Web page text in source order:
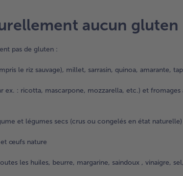
aucun gluten
pas de gluten :
le riz sauvage), millet, sarrasin, quinoa, amarante,
ex. : ricotta, mascarpone, mozzarella, etc.) et fromages
et légumes secs (crus ou congelés en état naturelle)
et œufs nature
les huiles, beurre, margarine, saindoux , vinaigre,